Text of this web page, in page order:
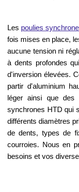
Les poulies
fois mises en place,
aucune tension ni
à dents profondes
d'inversion élevées.
partir d'aluminium
léger ainsi que des
synchrones HTD qui
différents diamètres
de dents, types de
courroies. Nous en
besoins et vos